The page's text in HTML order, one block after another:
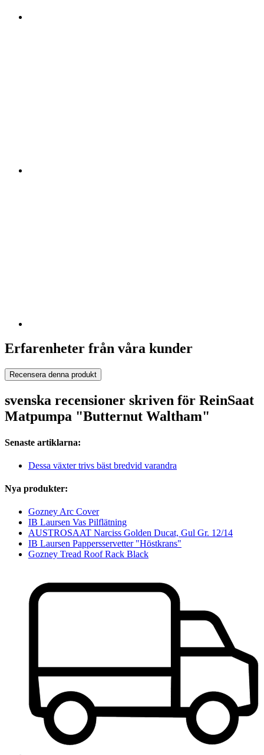
Erfarenheter från våra kunder
Recensera denna produkt
svenska recensioner skriven för ReinSaat
Matpumpa "Butternut Waltham"
Senaste artiklarna:
Dessa växter trivs bäst bredvid varandra
Nya produkter:
Gozney Arc Cover
IB Laursen Vas Pilflätning
AUSTROSAAT Narciss Golden Ducat, Gul Gr. 12/14
IB Laursen Pappersservetter "Höstkrans"
Gozney Tread Roof Rack Black